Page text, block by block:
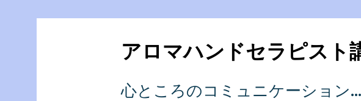
アロマハンドセラピスト
心ところのコミュニケーション